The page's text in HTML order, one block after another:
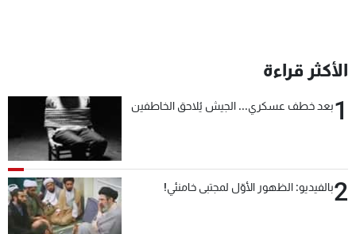
الأكثر قراءة
1بعد خطف عسكري... الجيش يُلاحق الخاطفين
2بالفيديو: الظهور الأوّل لمجتبى خامنئي!